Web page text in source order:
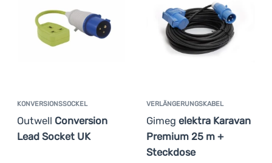
Anmelden /
Registrieren
KONVERSIONSSOCKEL
Outwell Conversion
Lead Socket UK
VERLÄNGERUNGSKABEL
Gimeg elektra Karavan
Premium 25 m +
Steckdose